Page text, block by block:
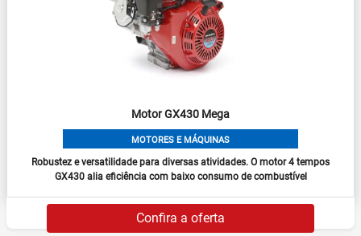
Motor GX430 Mega
MOTORES E MÁQUINAS
Robustez e versatilidade para diversas atividades. O motor 4 tempos
GX430 alia eficiência com baixo consumo de combustível
Confira a oferta